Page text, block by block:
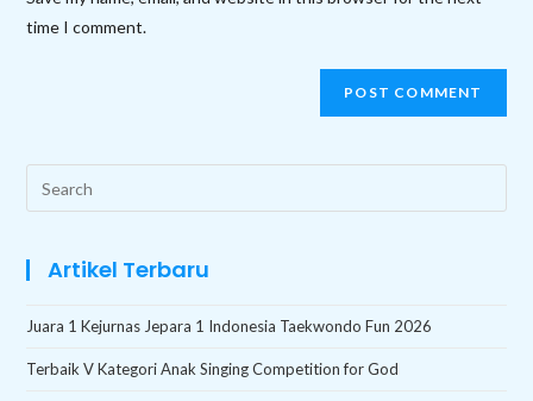
time I comment.
this
Artikel Terbaru
Juara 1 Kejurnas Jepara 1 Indonesia Taekwondo Fun 2026
Terbaik V Kategori Anak Singing Competition for God